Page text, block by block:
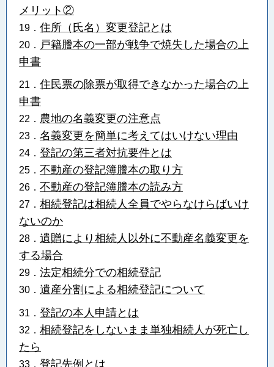
メリット②
19． 住所（氏名）変更登記とは
20． 戸籍謄本の一部が戦争で焼失した場合の上
申書
21． 住民票の除票が取得できなかった場合の上
申書
22． 農地の名義変更の注意点
23． 名義変更を簡単に考えてはいけない理由
24． 登記の第三者対抗要件とは
25． 不動産の登記簿謄本の取り方
26． 不動産の登記簿謄本の読み方
27． 相続登記は相続人全員でやらなけらばいけ
ないのか
28． 遺贈により相続人以外に不動産名義変更を
する場合
29． 法定相続分での相続登記
30． 遺産分割による相続登記について
31． 登記の本人申請とは
32． 相続登記をしないまま単独相続人が死亡し
たら
33． 登記先例とは